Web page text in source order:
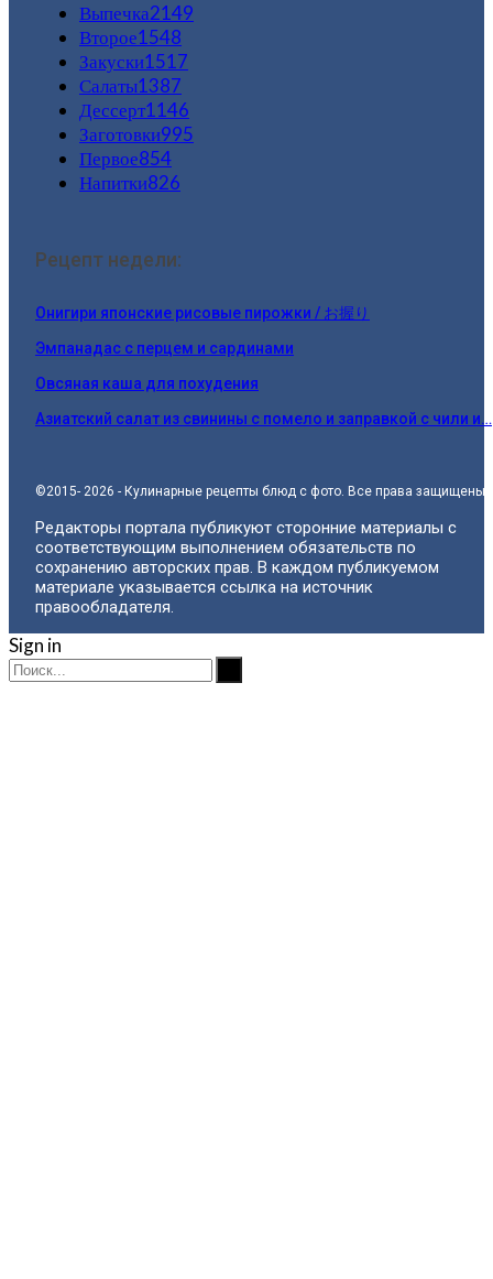
Выпечка2149
Второе1548
Закуски1517
Салаты1387
Дессерт1146
Заготовки995
Первое854
Напитки826
Рецепт недели:
Онигири японские рисовые пирожки / お握り
Эмпанадас с перцем и сардинами
Овсяная каша для похудения
Азиатский салат из свинины с помело и заправкой с чили и…
©2015- 2026 - Кулинарные рецепты блюд с фото. Все права защищены.
Редакторы портала публикуют сторонние материалы с
соответствующим выполнением обязательств по
сохранению авторских прав. В каждом публикуемом
материале указывается ссылка на источник
правообладателя.
Sign in